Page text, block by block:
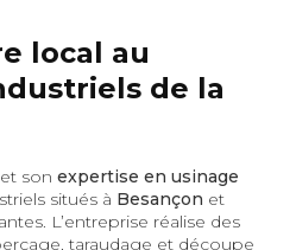
local au
de la
son expertise en usinage
situés à Besançon et
L’entreprise réalise des
taraudage et découpe